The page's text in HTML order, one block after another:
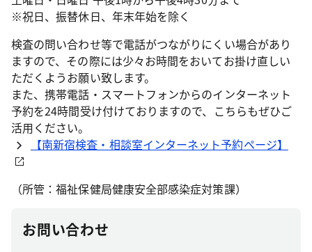
※祝日、振替休日、年末年始を除く
検査の問い合わせ等で電話がつながりにくい場合があり
ますので、その際には少々お時間をおいてお掛け直しい
ただくようお願い致します。
また、携帯電話・スマートフォンからのインターネット
予約を24時間受け付けておりますので、こちらもぜひご
活用ください。
【南新宿検査・相談室インターネット予約ページ】
（所管：福祉保健局健康安全部感染症対策課）
お問い合わせ